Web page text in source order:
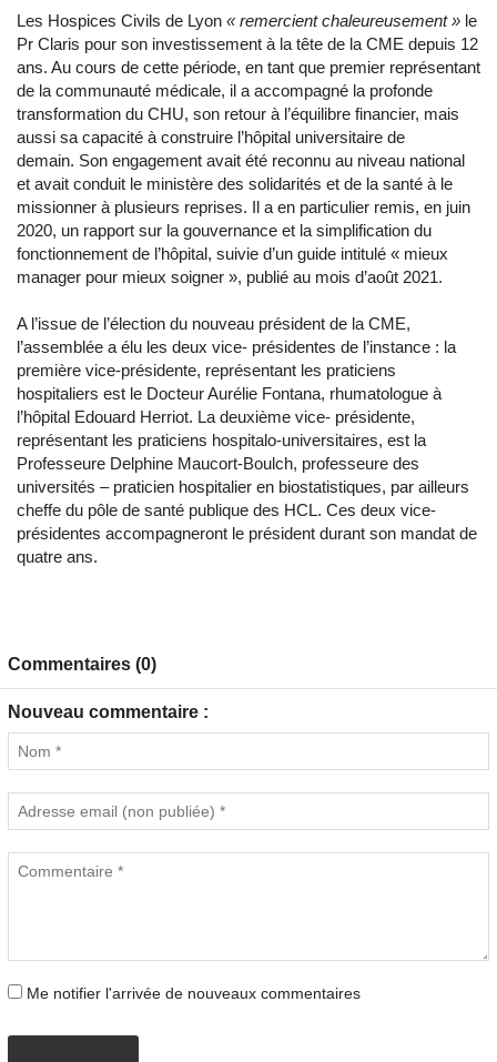
Les Hospices Civils de Lyon « remercient chaleureusement » le
Pr Claris pour son investissement à la tête de la CME depuis 12
ans. Au cours de cette période, en tant que premier représentant
de la communauté médicale, il a accompagné la profonde
transformation du CHU, son retour à l’équilibre financier, mais
aussi sa capacité à construire l’hôpital universitaire de
demain. Son engagement avait été reconnu au niveau national
et avait conduit le ministère des solidarités et de la santé à le
missionner à plusieurs reprises. Il a en particulier remis, en juin
2020, un rapport sur la gouvernance et la simplification du
fonctionnement de l’hôpital, suivie d’un guide intitulé « mieux
manager pour mieux soigner », publié au mois d’août 2021.
A l’issue de l’élection du nouveau président de la CME,
l’assemblée a élu les deux vice- présidentes de l’instance : la
première vice-présidente, représentant les praticiens
hospitaliers est le Docteur Aurélie Fontana, rhumatologue à
l’hôpital Edouard Herriot. La deuxième vice- présidente,
représentant les praticiens hospitalo-universitaires, est la
Professeure Delphine Maucort-Boulch, professeure des
universités – praticien hospitalier en biostatistiques, par ailleurs
cheffe du pôle de santé publique des HCL. Ces deux vice-
présidentes accompagneront le président durant son mandat de
quatre ans.
Commentaires (0)
Nouveau commentaire :
Me notifier l'arrivée de nouveaux commentaires